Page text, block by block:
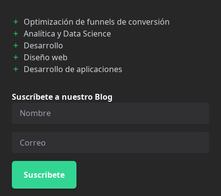
Optimización de funnels de conversión
Analítica y Data Science
Desarrollo
Diseño web
Desarrollo de aplicaciones
Suscríbete a nuestro Blog